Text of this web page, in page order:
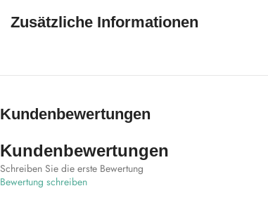
Zusätzliche Informationen
Kundenbewertungen
Kundenbewertungen
Schreiben Sie die erste Bewertung
Bewertung schreiben